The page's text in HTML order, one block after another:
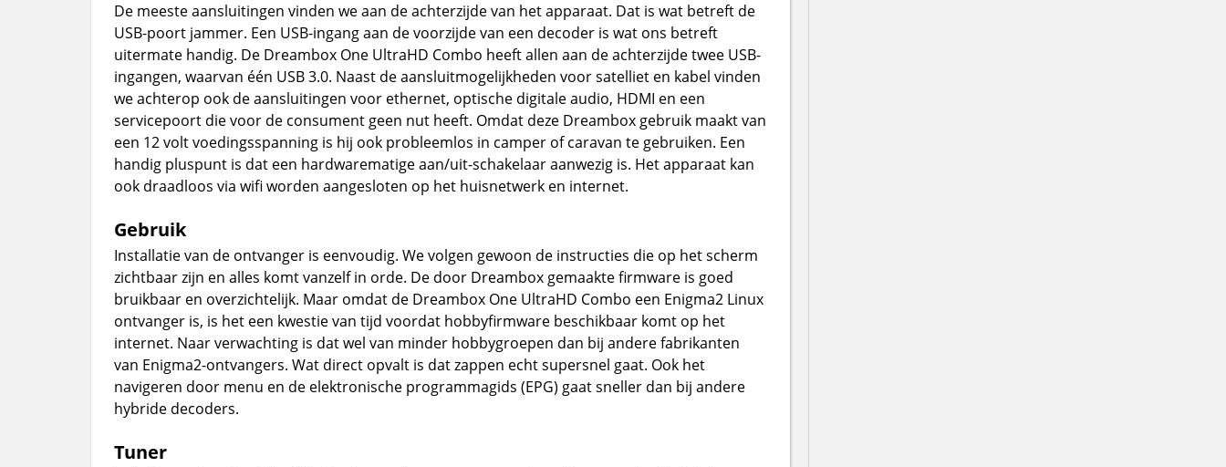
De meeste aansluitingen vinden we aan de achterzijde van het apparaat. Dat is wat betreft de
USB-poort jammer. Een USB-ingang aan de voorzijde van een decoder is wat ons betreft
uitermate handig. De Dreambox One UltraHD Combo heeft allen aan de achterzijde twee USB-
ingangen, waarvan één USB 3.0. Naast de aansluitmogelijkheden voor satelliet en kabel vinden
we achterop ook de aansluitingen voor ethernet, optische digitale audio, HDMI en een
servicepoort die voor de consument geen nut heeft. Omdat deze Dreambox gebruik maakt van
een 12 volt voedingsspanning is hij ook probleemlos in camper of caravan te gebruiken. Een
handig pluspunt is dat een hardwarematige aan/uit-schakelaar aanwezig is. Het apparaat kan
ook draadloos via wifi worden aangesloten op het huisnetwerk en internet.
Gebruik
Installatie van de ontvanger is eenvoudig. We volgen gewoon de instructies die op het scherm
zichtbaar zijn en alles komt vanzelf in orde. De door Dreambox gemaakte firmware is goed
bruikbaar en overzichtelijk. Maar omdat de Dreambox One UltraHD Combo een Enigma2 Linux
ontvanger is, is het een kwestie van tijd voordat hobbyfirmware beschikbaar komt op het
internet. Naar verwachting is dat wel van minder hobbygroepen dan bij andere fabrikanten
van Enigma2-ontvangers. Wat direct opvalt is dat zappen echt supersnel gaat. Ook het
navigeren door menu en de elektronische programmagids (EPG) gaat sneller dan bij andere
hybride decoders.
Tuner